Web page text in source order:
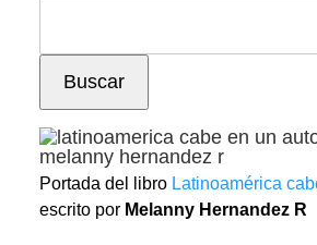
Buscar
Portada del libro Latinoamérica
escrito por Melanny Hernandez R